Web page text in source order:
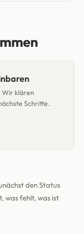
Wir klären
Schritte.
den Status
was fehlt, was ist